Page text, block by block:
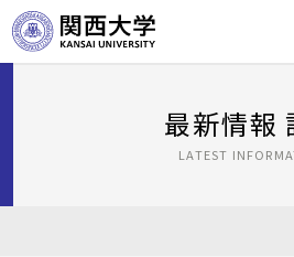
最新情報
LATEST